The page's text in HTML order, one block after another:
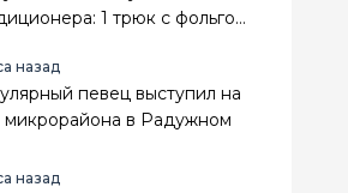
1 трюк с фольгой
жару
назад
певец выступил на
в Радужном
назад